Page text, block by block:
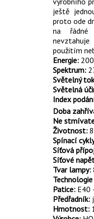
ještě
proto ode
na řádné
použitím
Energie:
Spektrum:
Světelný
Světelná
Index
Doba
Ne
Životnost:
Spínací
Síťová
Síťové
Tvar lampy:
Patice: E40
Předřadník:
Hmotnost: